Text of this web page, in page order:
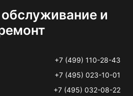
и
+7 (499) 110-28-43
+7 (495) 023-10-01
+7 (495) 032-08-22